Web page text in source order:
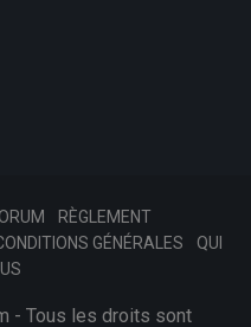
RÈGLEMENT
GÉNÉRALES
QUI
- Tous les droits sont